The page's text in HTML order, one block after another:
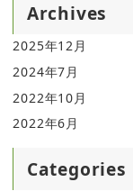
Archives
2025年12月
2024年7月
2022年10月
2022年6月
Categories